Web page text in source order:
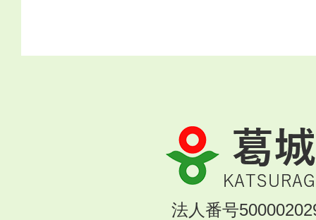
葛
城
市
KATSURAGI
法人番号